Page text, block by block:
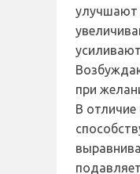
улучшают
при
В